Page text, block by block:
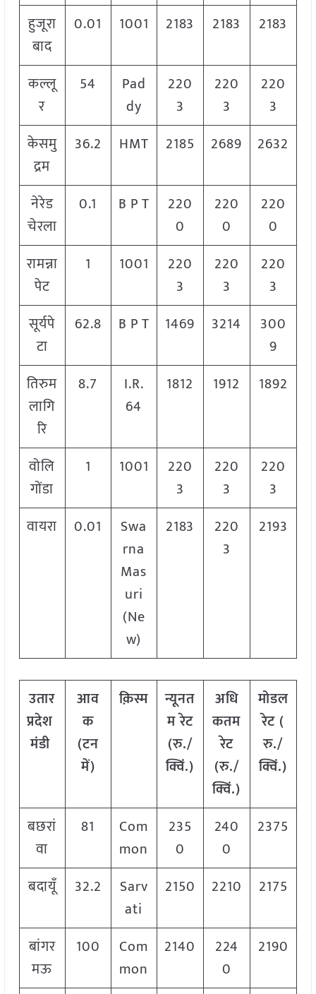
हुजूरा
बाद
0.01 1001 2183 2183 2183
कल्लू
र
54
Pad
dy
220
3
220
3
220
3
केसमु
द्रम
36.2 HMT 2185 2689 2632
नेरेड
चेरला
0.1 B P T
220
0
220
0
220
0
रामन्ना
पेट
1 1001
220
3
220
3
220
3
सूर्यपे
टा
62.8 B P T 1469 3214
300
9
तिरुम
लागि
रि
8.7
I.R.
64
1812 1912 1892
वोलि
गोंडा
1 1001
220
3
220
3
220
3
वायरा
0.01
Swa
rna
Mas
uri
(Ne
w)
2183
220
3
2193
उतार
प्रदेश
मंडी
आव
क
(टन
में)
क़िस्म
न्यूनत
म रेट
(रु./
क्विं.)
अधि
कतम
रेट
(रु./
क्विं.)
मोडल
रेट (
रु./
क्विं.)
बछरां
वा
81
Com
mon
235
0
240
0
2375
बदायूँ 32.2
Sarv
ati
2150 2210 2175
बांगर
मऊ
100
Com
mon
2140
224
0
2190